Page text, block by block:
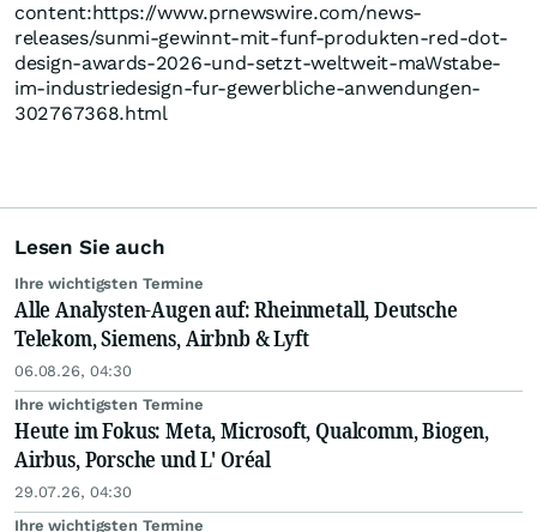
content:https://www.prnewswire.com/news-
releases/sunmi-gewinnt-mit-funf-produkten-red-dot-
design-awards-2026-und-setzt-weltweit-maWstabe-
im-industriedesign-fur-gewerbliche-anwendungen-
302767368.html
Lesen Sie auch
Ihre wichtigsten Termine
Alle Analysten-Augen auf: Rheinmetall, Deutsche
Telekom, Siemens, Airbnb & Lyft
06.08.26, 04:30
Ihre wichtigsten Termine
Heute im Fokus: Meta, Microsoft, Qualcomm, Biogen,
Airbus, Porsche und L' Oréal
29.07.26, 04:30
Ihre wichtigsten Termine